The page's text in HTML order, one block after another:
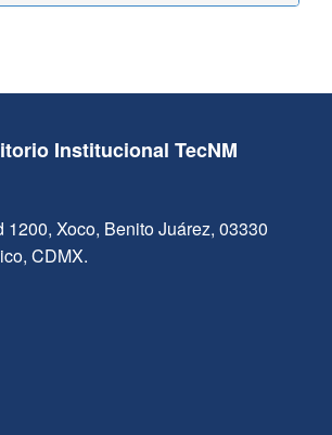
Institucional TecNM
1200, Xoco, Benito Juárez, 03330
CDMX.